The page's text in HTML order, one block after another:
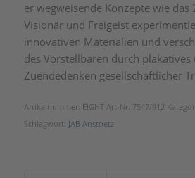
er wegweisende Konzepte wie das
Visionär und Freigeist
innovativen Materialien und
des Vorstellbaren durch
Zuendedenken gesellschaftlicher
Artikelnummer: EIGHT Art-Nr. 7547/912
Schlagwort: JAB Anstoetz